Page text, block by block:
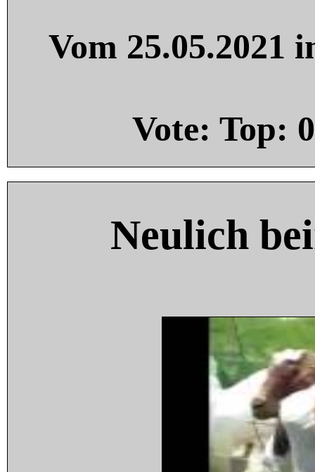
Vom 25.05.2021
Vote: Top: 0
Neulich